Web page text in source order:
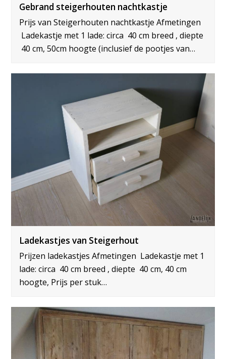
Gebrand steigerhouten nachtkastje
Prijs van Steigerhouten nachtkastje Afmetingen
Ladekastje met 1 lade: circa 40 cm breed , diepte
40 cm, 50cm hoogte (inclusief de pootjes van…
Ladekastjes van Steigerhout
Prijzen ladekastjes Afmetingen Ladekastje met 1
lade: circa 40 cm breed , diepte 40 cm, 40 cm
hoogte, Prijs per stuk…